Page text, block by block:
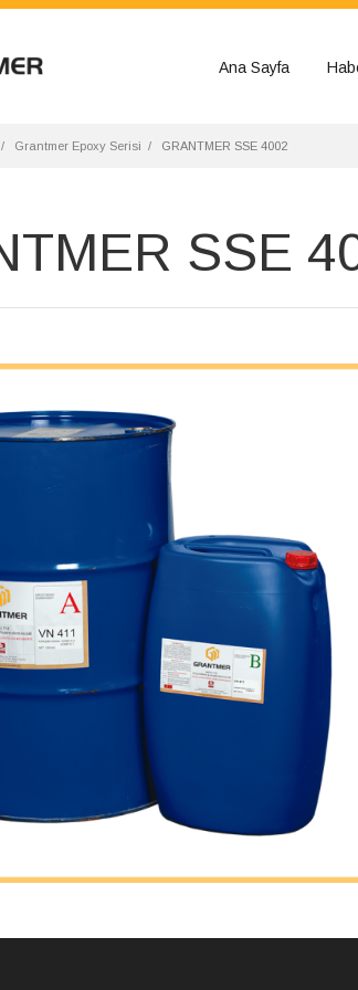
Ana Sayfa
Grantmer Epoxy Serisi GRANTMER SSE 4002
SSE